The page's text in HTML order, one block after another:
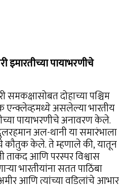
इमारतीच्या पायाभरणीचे
समकक्षासोबत दोहाच्या पश्चिम
एन्क्लेव्हमध्ये असलेल्या भारतीय
पायाभरणीचे अनावरण केले.
अल-थानी या समारंभाला
कौतुक केले. ते म्हणाले की, यातून
ताकद आणि परस्पर विश्वास
भारतीयांना सतत पाठिंबा
आणि त्यांच्या वडिलांचे आभार